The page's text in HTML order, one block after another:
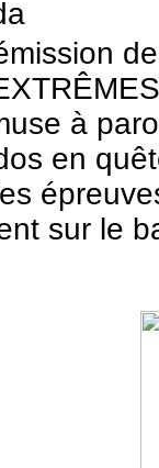
à
en
sur le